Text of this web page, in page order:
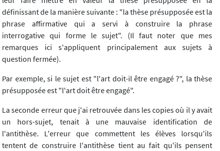
définissant de la manière suivante : "la thèse présupposée est la
phrase affirmative qui a servi à construire la phrase
interrogative qui forme le sujet". (Il faut noter que mes
remarques ici s'appliquent principalement aux sujets à
question fermée).
Par exemple, si le sujet est "l'art doit-il être engagé ?", la thèse
présupposée est "l'art doit être engagé".
La seconde erreur que j'ai retrouvée dans les copies où il y avait
un hors-sujet, tenait à une mauvaise identification de
l'antithèse. L'erreur que commettent les élèves lorsqu'ils
tentent de construire l'antithèse tient au fait qu'ils pensent